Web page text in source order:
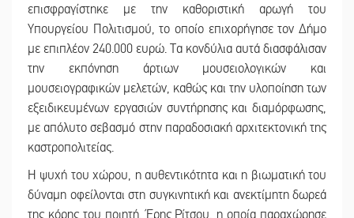
επισφραγίστηκε με την καθοριστική αρωγή του
Υπουργείου Πολιτισμού, το οποίο επιχορήγησε τον Δήμο
με επιπλέον 240.000 ευρώ. Τα κονδύλια αυτά διασφάλισαν
την εκπόνηση άρτιων μουσειολογικών και
μουσειογραφικών μελετών, καθώς και την υλοποίηση των
εξειδικευμένων εργασιών συντήρησης και διαμόρφωσης,
με απόλυτο σεβασμό στην παραδοσιακή αρχιτεκτονική της
καστροπολιτείας.
Η ψυχή του χώρου, η αυθεντικότητα και η βιωματική του
δύναμη οφείλονται στη συγκινητική και ανεκτίμητη δωρεά
της κόρης του ποιητή, Έρης Ρίτσου, η οποία παραχώρησε